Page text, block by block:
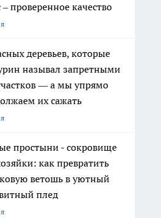
проверенное качество
деревьев, которые
называл запретными
— а мы упрямо
их сажать
простыни - сокровище
как превратить
ветошь в уютный
плед